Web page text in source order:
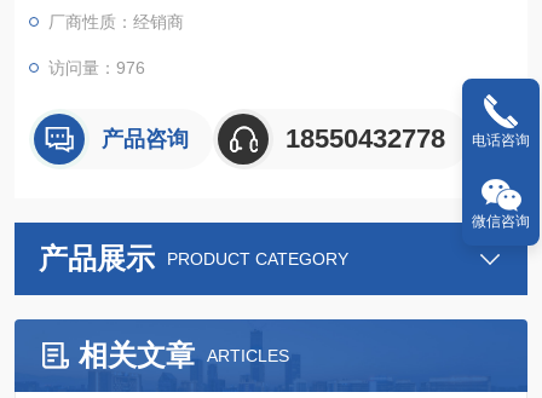
厂商性质：经销商
访问量：976
产品咨询 18550432778
产品展示 PRODUCT CATEGORY
相关文章 ARTICLES
电话咨询
微信咨询